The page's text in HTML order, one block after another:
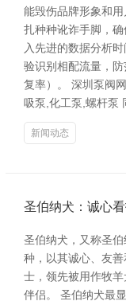
能毁伤品牌形象和
扎种种讹诈手脚，确
入先进的数据分析
验识别相配流量，
复率）。 深圳泵阀
吸泵,化工泵,螺杆泵
新闻动态
圣伯纳犬：诚心
圣伯纳犬，又称圣
种，以其诚心、友
士，领先被用作牧
伴侣。 圣伯纳犬最